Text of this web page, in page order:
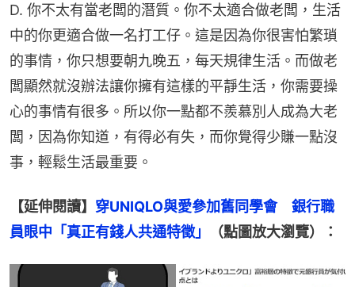
D. 你不太有當老闆的潛質。你不太適合做老闆，生活
中的你更適合做一名打工仔。這是因為你很害怕繁瑣
的事情，你只想要朝九晚五，每天規律生活。而做老
闆顯然就沒辦法讓你擁有這樣的平靜生活，你需要操
心的事情有很多。所以你一點都不羨慕別人成為大老
闆，因為你知道，有得必有失，而你覺得少賺一點沒
事，輕鬆生活最重要。
【延伸閱讀】 穿UNIQLO與愛參加舊同學會　銀行職
員眼中「真正有錢人共通特徵」
（點圖放大瀏覽）：